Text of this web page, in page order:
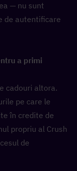
— nu sunt
de autentificare
a primi
cadouri altora.
pe care le
în credite de
propriu al Crush
de